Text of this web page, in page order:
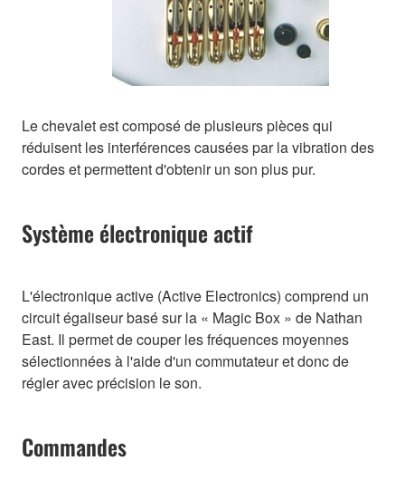
Le chevalet est composé de plusieurs pièces qui
réduisent les interférences causées par la vibration des
cordes et permettent d'obtenir un son plus pur.
Système électronique actif
L'électronique active (Active Electronics) comprend un
circuit égaliseur basé sur la « Magic Box » de Nathan
East. Il permet de couper les fréquences moyennes
sélectionnées à l'aide d'un commutateur et donc de
régler avec précision le son.
Commandes